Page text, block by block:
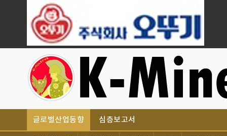
글로벌산업동향 심층보고서